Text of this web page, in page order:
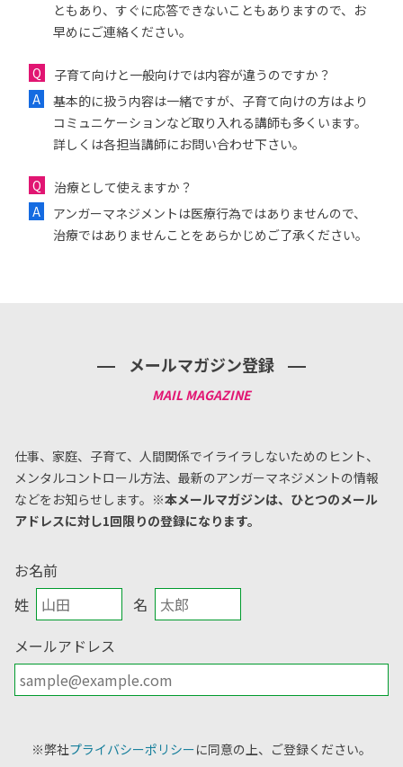
ともあり、すぐに応答できないこともありますので、お
早めにご連絡ください。
子育て向けと一般向けでは内容が違うのですか？
基本的に扱う内容は一緒ですが、子育て向けの方はより
コミュニケーションなど取り入れる講師も多くいます。
詳しくは各担当講師にお問い合わせ下さい。
治療として使えますか？
アンガーマネジメントは医療行為ではありませんので、
治療ではありませんことをあらかじめご了承ください。
メールマガジン登録
仕事、家庭、子育て、人間関係でイライラしないためのヒント、
メンタルコントロール方法、 最新のアンガーマネジメントの情報
などをお知らせします。 ※本メールマガジンは、ひとつのメール
アドレスに対し1回限りの登録になります。
お名前
姓
名
メールアドレス
※弊社プライバシーポリシーに同意の上、ご登録ください。